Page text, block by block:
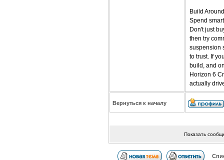
Build
Spend
Don't just
then try
suspension
to trust. If
build, and
Horizon 6
actually
Вернуться к началу
Показать